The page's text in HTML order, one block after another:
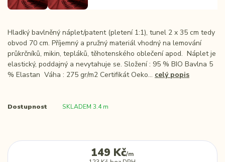
Hladký bavlněný náplet/patent (pletení 1:1), tunel 2 x 35 cm tedy
obvod 70 cm. Příjemný a pružný materiál vhodný na lemování
průkrčníků, mikin, tepláků, těhotenského oblečení apod. Náplet je
elastický, poddajný a nevytahuje se. Složení : 95 % BIO Bavlna 5
% Elastan Váha : 275 gr/m2 Certifikát Oeko... celý popis
Dostupnost SKLADEM 3.4 m
149 Kč/m